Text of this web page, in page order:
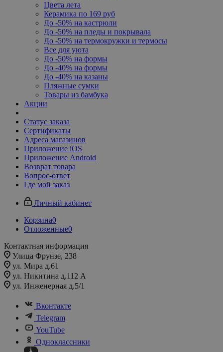
Цвета лета
Керамика по 169 руб
До -50% на кастрюли
До -50% на пледы и покрывала
До -50% на термокружки и термосы
Все для уюта
До -50% на формы
До -40% на формы
До -40% на казаны
Пляжные сумки
Товары из бамбука
Акции
Статус заказа
Сертификаты
Адреса магазинов
Приложение iOS
Приложение Android
Возврат товара
Вопрос-ответ
Где мой заказ
Личный кабинет
Корзина0
Отложенные0
Контактная информация
Улица Фрунзе, 238​
ул. Мира д.61
ул. Никитина д.112 А
ул. Инженерная д.5/1
Вконтакте
Telegram
YouTube
Одноклассники